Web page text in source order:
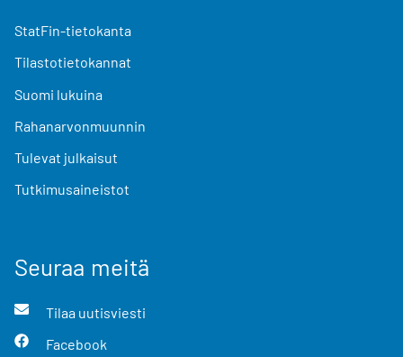
StatFin-tietokanta
Tilastotietokannat
Suomi lukuina
Rahanarvonmuunnin
Tulevat julkaisut
Tutkimusaineistot
Seuraa meitä
Tilaa uutisviesti
Facebook